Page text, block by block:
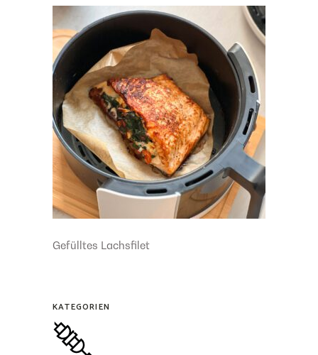
Gefülltes Lachsfilet
KATEGORIEN